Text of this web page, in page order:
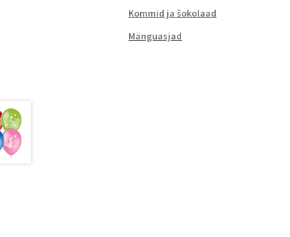
Kommid ja šokolaad
Mänguasjad